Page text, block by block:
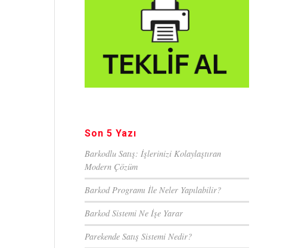
Son 5 Yazı
Barkodlu Satış: İşlerinizi Kolaylaştıran
Modern Çözüm
Barkod Programı İle Neler Yapılabilir?
Barkod Sistemi Ne İşe Yarar
Parekende Satış Sistemi Nedir?